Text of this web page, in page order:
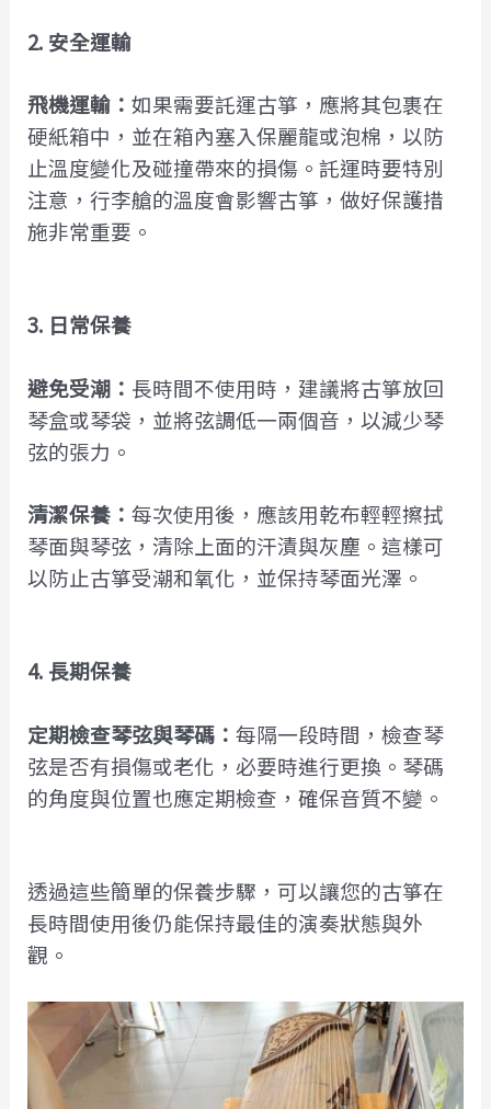
2. 安全運輸
飛機運輸：如果需要託運古箏，應將其包裹在
硬紙箱中，並在箱內塞入保麗龍或泡棉，以防
止溫度變化及碰撞帶來的損傷。託運時要特別
注意，行李艙的溫度會影響古箏，做好保護措
施非常重要。
3. 日常保養
避免受潮： 長時間不使用時，建議將古箏放回
琴盒或琴袋，並將弦調低一兩個音，以減少琴
弦的張力。
清潔保養：每次使用後，應該用乾布輕輕擦拭
琴面與琴弦，清除上面的汗漬與灰塵。這樣可
以防止古箏受潮和氧化，並保持琴面光澤。
4. 長期保養
定期檢查琴弦與琴碼：每隔一段時間，檢查琴
弦是否有損傷或老化，必要時進行更換。琴碼
的角度與位置也應定期檢查，確保音質不變。
透過這些簡單的保養步驟，可以讓您的古箏在
長時間使用後仍能保持最佳的演奏狀態與外
觀。